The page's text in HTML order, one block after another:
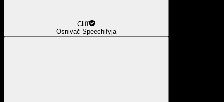
Cliff
Osnivač Speechifyja